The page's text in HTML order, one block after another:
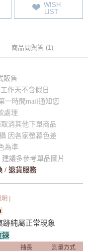
WISH
LIST
商品問與答 (1)
販售
作天不含假日
一時間mail通知您
處理
消其他下單商品
因各家螢幕色差
為準
議多參考單品圖片
/ 退貨服務
|
純屬正常現象
鍊
袖長 測量方式